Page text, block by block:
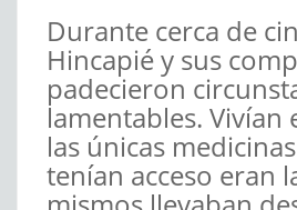
Durante cerca de
Hincapié y sus
padecieron
lamentables. Vivían
las únicas
tenían acceso eran